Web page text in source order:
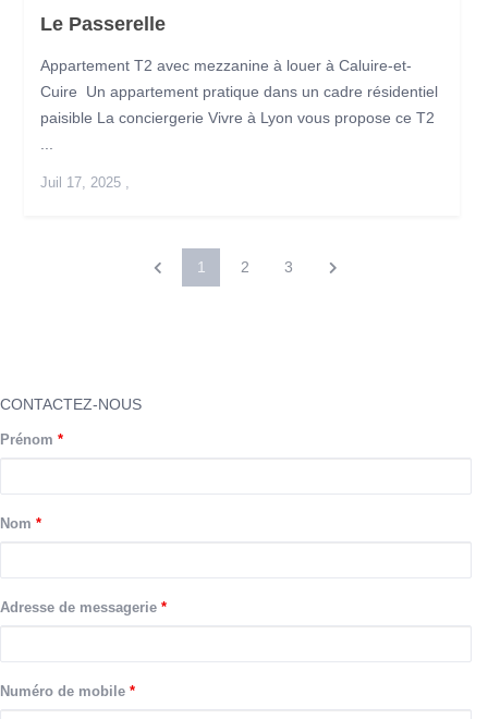
Le Passerelle
Appartement T2 avec mezzanine à louer à Caluire-et-
Cuire Un appartement pratique dans un cadre résidentiel
paisible La conciergerie Vivre à Lyon vous propose ce T2
Juil 17, 2025,
1 2 3
CONTACTEZ-NOUS
Prénom *
Nom *
Adresse de messagerie *
Numéro de mobile *